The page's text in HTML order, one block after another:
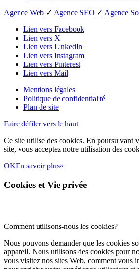
Agence Web ✓ Agence SEO ✓ Agence
Lien vers Facebook
Lien vers X
Lien vers LinkedIn
Lien vers Instagram
Lien vers Pinterest
Lien vers Mail
Mentions légales
Politique de confidentialité
Plan de site
Faire défiler vers le haut
Ce site utilise des cookies. En poursuivant
site, vous acceptez notre utilisation des
OKEn savoir plus×
Cookies et Vie privée
Comment utilisons-nous les cookies?
Nous pouvons demander que les cookies
appareil. Nous utilisons des cookies pour
vous visitez nos sites Web, comment vous